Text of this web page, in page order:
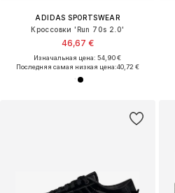
ADIDAS SPORTSWEAR
Кроссовки 'Run 70s 2.0'
46,67 €
Изначальная цена: 54,90 €
Последняя самая низкая цена:40,72 €